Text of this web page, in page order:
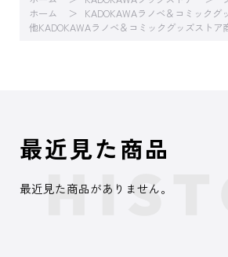
ホーム
KADOKAWAラノベ＆コミックグ
他KADOKAWAラノベ＆コミックグッズストア
最近見た商品
最近見た商品がありません。